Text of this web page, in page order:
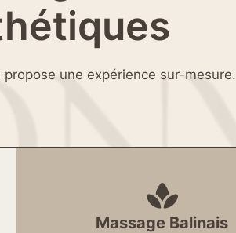
une expérience sur-mesure.
Massage Balinais